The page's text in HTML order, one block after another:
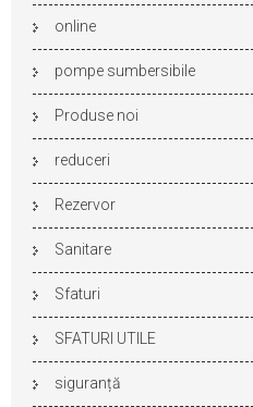
online
pompe sumbersibile
Produse noi
reduceri
Rezervor
Sanitare
Sfaturi
SFATURI UTILE
siguranță